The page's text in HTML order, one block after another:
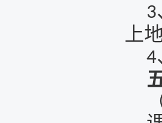
3
上
4